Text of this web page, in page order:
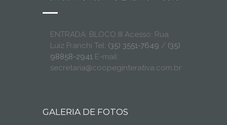
ENTRADA: BLOCO III Acesso: Rua
Luiz Franchi Tel: (35) 3551-7649 / (35)
98858-2941 E-mail:
secretaria@coopeginterativa.com.br
GALERIA DE FOTOS